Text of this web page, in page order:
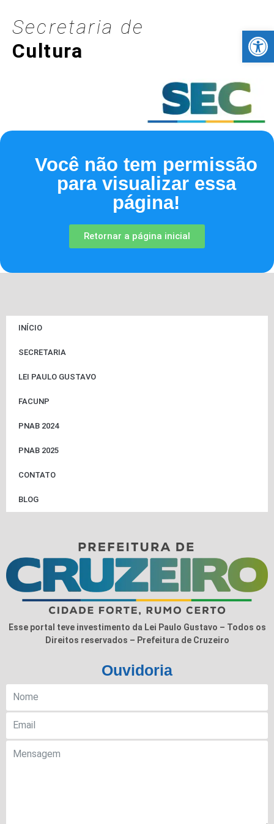
Secretaria de
Cultura
Você não tem permissão
para visualizar essa
página!
Retornar a página inicial
INÍCIO
SECRETARIA
LEI PAULO GUSTAVO
FACUNP
PNAB 2024
PNAB 2025
CONTATO
BLOG
Esse portal teve investimento da Lei Paulo Gustavo – Todos os
Direitos reservados – Prefeitura de Cruzeiro
Ouvidoria
Barra de